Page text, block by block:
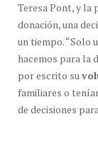
Teresa Pont, y la
donación, una
un tiempo. “Solo
hacemos para la
por escrito su
familiares o
de decisiones